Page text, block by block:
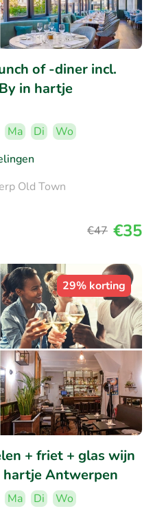
of -diner incl.
in hartje
Ma Di
Wo
Old Town
€47 €35
29% korting
+ friet + glas wijn
hartje Antwerpen
Ma Di
Wo